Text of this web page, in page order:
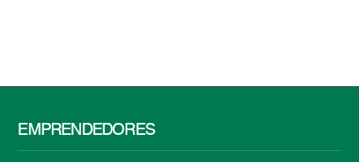
EMPRENDEDORES